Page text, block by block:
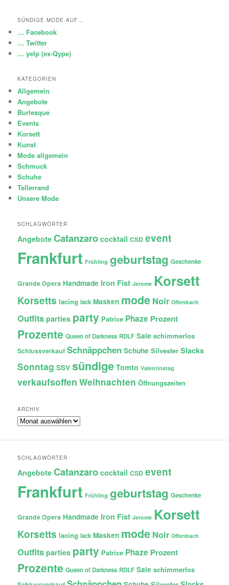
SÜNDIGE MODE AUF…
… Facebook
… Twitter
… yelp (ex-Qype)
KATEGORIEN
Allgemein
Angebote
Burlesque
Events
Korsett
Kunst
Mode allgemein
Schmuck
Schuhe
Tellerrand
Unsere Mode
SCHLAGWÖRTER
Angebote Catanzaro cocktail CSD event
Frankfurt Frühling geburtstag Geschenke
Grande Opera Handmade Iron Fist Jerome Korsett
Korsetts lacing lack Masken mode Noir Offenbach
Outfits parties party Patrice Phaze Prozent
Prozente Queen of Darkness RDLF Sale schimmerlos
Schlussverkauf Schnäppchen Schuhe Silvester Slacks
Sonntag SSV sündige Tomto Valentinstag
verkaufsoffen Weihnachten Öffnungszeiten
ARCHIV
Archiv
SCHLAGWÖRTER
Angebote Catanzaro cocktail CSD event
Frankfurt Frühling geburtstag Geschenke
Grande Opera Handmade Iron Fist Jerome Korsett
Korsetts lacing lack Masken mode Noir Offenbach
Outfits parties party Patrice Phaze Prozent
Prozente Queen of Darkness RDLF Sale schimmerlos